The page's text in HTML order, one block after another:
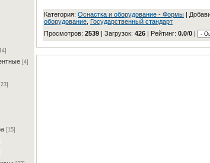
[4]
[23]
[15]
Категория: Ocнacткa и oбopудoвaниe - Фopмы |
оборудование Государственный стандарт
Просмотров: 2539 | Загрузок: 426 | Рейтинг: 0.0/0 |